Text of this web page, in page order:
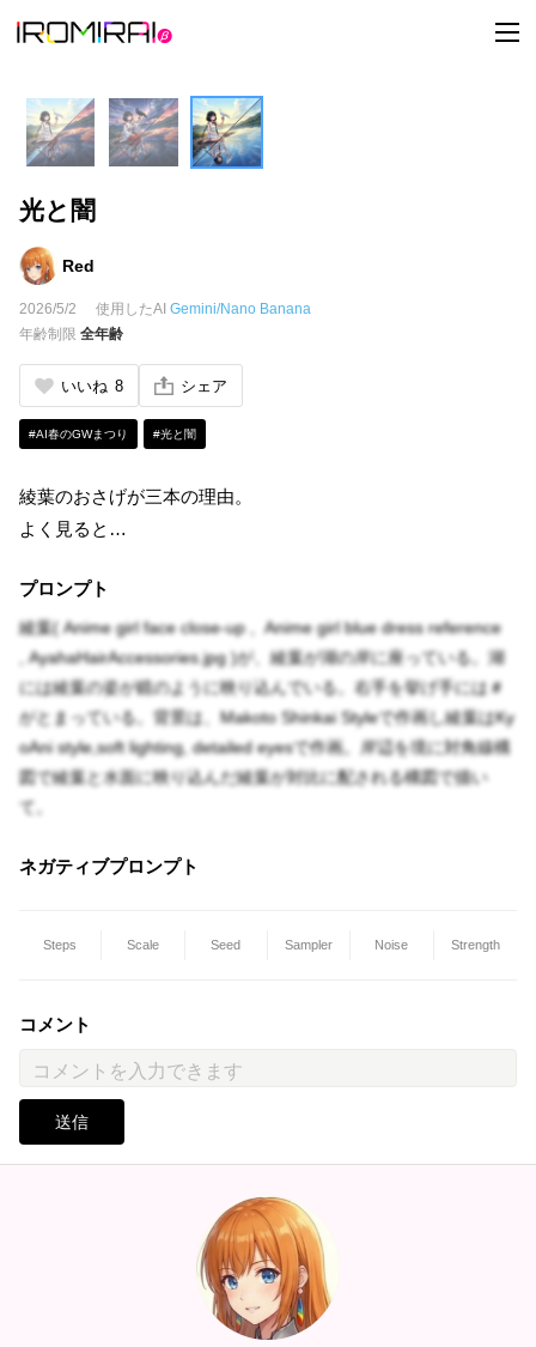
t
o
光と闇
Red
2026/5/2 使用したAI Gemini/Nano Banana
年齢制限 全年齢
いいね 8 シェア
#AI春のGWまつり #光と闇
綾葉のおさげが三本の理由。
よく見ると…
プロンプト
綾葉( Anime girl face close-up , Anime girl blue dress reference
, AyahaHairAccessories.jpg )が、綾葉が湖の岸に座っている。湖
には綾葉の姿が鏡のように映り込んでいる。右手を挙げ手には＃
がとまっている。背景は、Makoto Shinkai Styleで作画し綾葉はKy
oAni style,soft lighting, detailed eyesで作画。岸辺を境に対角線構
図で綾葉と水面に映り込んだ綾葉が対比に配される構図で描い
て。
ネガティブプロンプト
Steps Scale Seed Sampler Noise Strength
コメント
送信